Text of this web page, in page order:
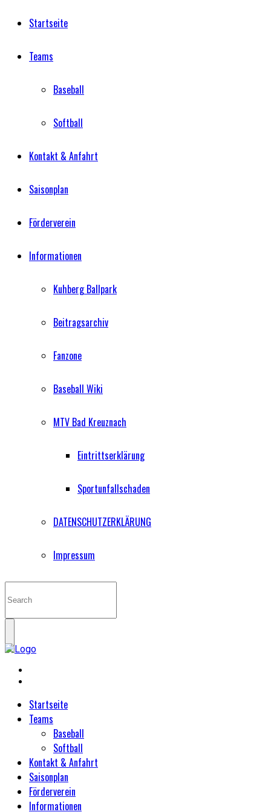
Startseite
Teams
Baseball
Softball
Kontakt & Anfahrt
Saisonplan
Förderverein
Informationen
Kuhberg Ballpark
Beitragsarchiv
Fanzone
Baseball Wiki
MTV Bad Kreuznach
Eintrittserklärung
Sportunfallschaden
DATENSCHUTZERKLÄRUNG
Impressum
Startseite
Teams
Baseball
Softball
Kontakt & Anfahrt
Saisonplan
Förderverein
Informationen